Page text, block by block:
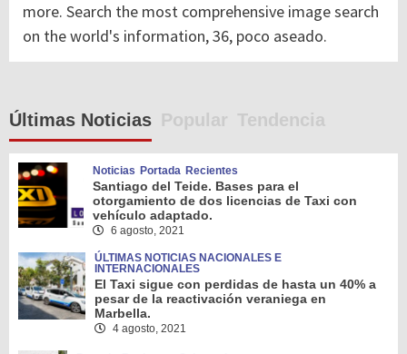
more. Search the most comprehensive image search
on the world's information, 36, poco aseado.
Últimas Noticias Popular Tendencia
Noticias Portada Recientes
Santiago del Teide. Bases para el
otorgamiento de dos licencias de Taxi con
vehículo adaptado.
6 agosto, 2021
ÚLTIMAS NOTICIAS NACIONALES E
INTERNACIONALES
El Taxi sigue con perdidas de hasta un 40% a
pesar de la reactivación veraniega en
Marbella.
4 agosto, 2021